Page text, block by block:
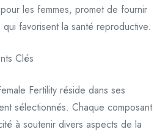
les femmes, promet de fournir
favorisent la santé reproductive.
Clés
Fertility réside dans ses
sélectionnés. Chaque composant
à soutenir divers aspects de la